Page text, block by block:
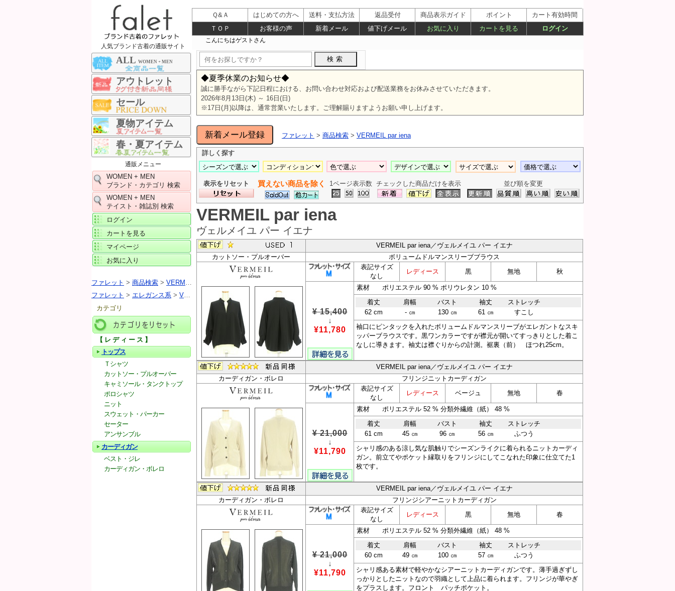
人気ブランド古着の通販サイト
ALL WOMEN + MEN
アウトレット
セール
夏物アイテム
春・夏アイテム
通販メニュー
WOMEN + MEN
ブランド・カテゴリ 検索
WOMEN + MEN
テイスト・雑誌別 検索
ログイン
カートを見る
マイページ
お気に入り
◆夏季休業のお知らせ◆
誠に勝手ながら下記日程における、お問い合わせ対応および配送業務をお休みさせていただきます。
2026年8月13日(木) ～ 16日(日)
※17日(月)以降は、通常営業いたします。ご理解賜りますようお願い申し上げます。
ファレット > 商品検索 > VERMEIL par iena
詳しく探す
表示をリセット 買えない商品を除く 1ページ表示数 チェックした商品だけを表示 並び順を変更
VERMEIL par iena
ヴェルメイユ パー イエナ
VERMEIL par iena／ヴェルメイユ パー イエナ
カットソー・プルオーバー
ボリュームドルマンスリーブブラウス
表記サイズ
なし
レディース 黒 無地 秋
¥ 15,400
↓
¥11,780
素材 ポリエステル 90 % ポリウレタン 10 %
着丈
肩幅 バスト 袖丈
ストレッチ
62 cm
- ㎝ 130 ㎝ 61 ㎝
すこし
袖口にピンタックを入れたボリュームドルマンスリーブがエレガントなスキ
ッパーブラウスです。黒ワンカラーですが襟元が開いてすっきりとした着こ
なしに導きます。袖丈は襟ぐりからの計測。裾裏（前） ほつれ25cm。
VERMEIL par iena／ヴェルメイユ パー イエナ
カーディガン・ボレロ
フリンジニットカーディガン
表記サイズ
なし
レディース ベージュ 無地 春
¥ 21,000
↓
¥11,790
素材 ポリエステル 52 % 分類外繊維（紙） 48 %
着丈
肩幅 バスト 袖丈
ストレッチ
61 cm
45 ㎝ 96 ㎝ 56 ㎝
ふつう
シャリ感のある涼し気な肌触りでシーズンライクに着られるニットカーディ
ガン。前立てやポケット縁取りをフリンジにしてこなれた印象に仕立てた1
枚です。
VERMEIL par iena／ヴェルメイユ パー イエナ
カーディガン・ボレロ
フリンジシアーニットカーディガン
表記サイズ
なし
レディース 黒 無地 春
¥ 21,000
↓
¥11,790
素材 ポリエステル 52 % 分類外繊維（紙） 48 %
着丈
肩幅 バスト 袖丈
ストレッチ
60 cm
49 ㎝ 100 ㎝ 57 ㎝
ふつう
シャリ感ある素材で軽やかなシアーニットカーディガンです。薄手過ぎずし
っかりとしたニットなので羽織として上品に着られます。フリンジが華やぎ
をプラスします。フロント パッチポケット。
ファレット > 商品検索 > VERMEIL par iena（ヴェルメイユ パー イエナ）
ファレット > エレガンス系 > VERMEIL par iena（ヴェルメイユ パー イエナ）
カテゴリ
カテゴリをリセット
【レディース】
トップス
Ｔシャツ
カットソー・プルオーバー
キャミソール・タンクトップ
ポロシャツ
ニット
スウェット・パーカー
セーター
アンサンブル
カーディガン
ベスト・ジレ
カーディガン・ボレロ
Ｑ&Ａ はじめての方へ 送料・支払方法 返品受付 商品表示ガイド ポイント
カート有効時間
ＴＯＰ
お客様の声 新着メール 値下げメール お気に入り カートを見る ログイン